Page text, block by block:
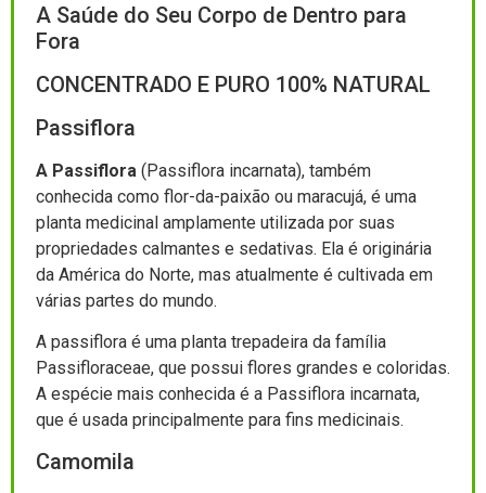
A Saúde do Seu Corpo de Dentro para
Fora
CONCENTRADO E PURO 100% NATURAL
Passiflora
A Passiflora (Passiflora incarnata), também
conhecida como flor-da-paixão ou maracujá, é uma
planta medicinal amplamente utilizada por suas
propriedades calmantes e sedativas. Ela é originária
da América do Norte, mas atualmente é cultivada em
várias partes do mundo.
A passiflora é uma planta trepadeira da família
Passifloraceae, que possui flores grandes e coloridas.
A espécie mais conhecida é a Passiflora incarnata,
que é usada principalmente para fins medicinais.
Camomila